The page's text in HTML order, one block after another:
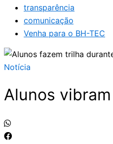
transparência
comunicação
Venha para o BH-TEC
Notícia
Alunos